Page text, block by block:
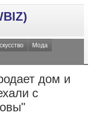
Мода
дом и
с